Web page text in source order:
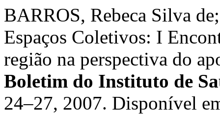
BARROS, Rebeca Silva
Espaços Coletivos: I
região na perspectiva do
Boletim do Instituto de
24–27, 2007. Disponível